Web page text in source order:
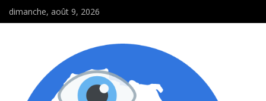
dimanche, août 9, 2026